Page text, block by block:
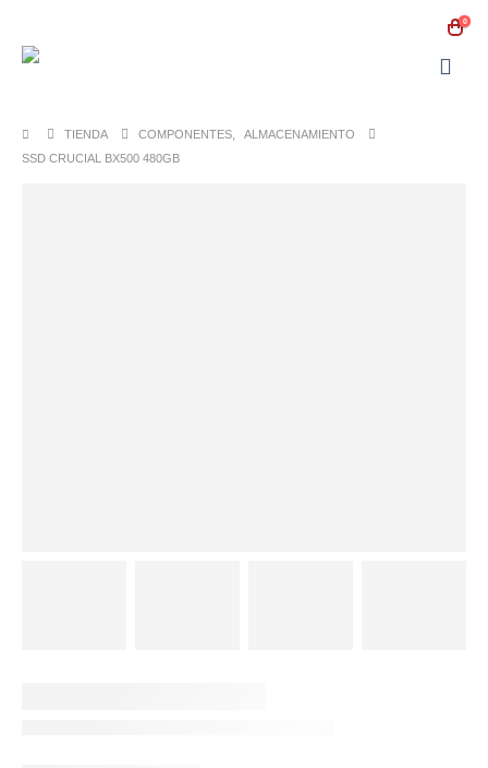
0
TIENDA COMPONENTES
ALMACENAMIENTO
SSD CRUCIAL BX500 480GB